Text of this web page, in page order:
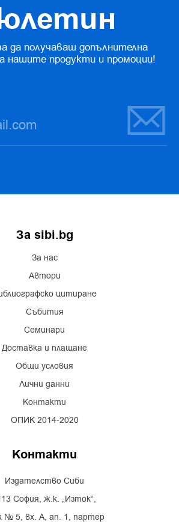
да получаваш допълнителна
нашите продукти и промоции!
За sibi.bg
За нас
Автори
цитиране
Събития
Семинари
Доставка и плащане
Общи условия
Лични данни
Контакти
ОПИК 2014-2020
Контакти
Издателство Сиби
София, ж.к. „Изток“,
№ 5, вх. А, ап. 1, партер